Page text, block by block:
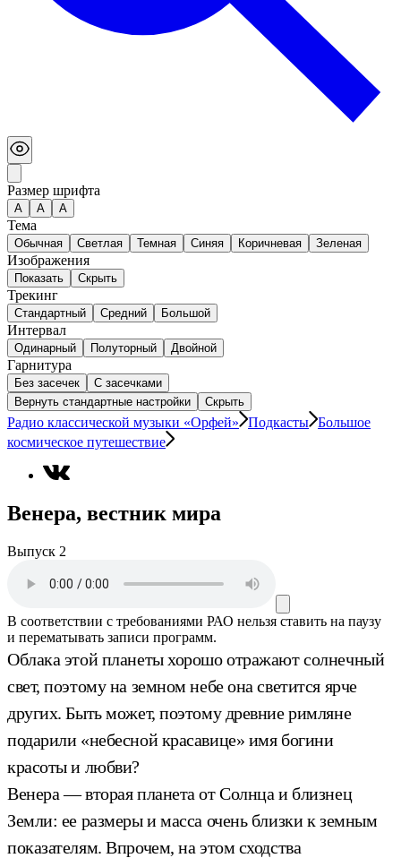
Размер шрифта
А A A
Тема
Обычная Светлая Темная Синяя Коричневая Зеленая
Изображения
Показать Скрыть
Трекинг
Стандартный Средний Большой
Интервал
Одинарный Полуторный Двойной
Гарнитура
Без засечек
С засечками
Вернуть стандартные настройки
Скрыть
Радио классической музыки «Орфей» Подкасты Большое
космическое путешествие
Венера, вестник мира
Выпуск 2
В соответствии с требованиями РАО нельзя ставить на паузу
и перематывать записи программ.
Облака этой планеты хорошо отражают солнечный
свет, поэтому на земном небе она светится ярче
других. Быть может, поэтому древние римляне
подарили «небесной красавице» имя богини
красоты и любви?
Венера — вторая планета от Солнца и близнец
Земли: ее размеры и масса очень близки к земным
показателям. Впрочем, на этом сходства